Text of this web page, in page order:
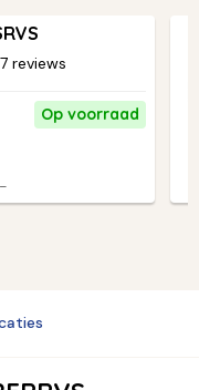
7 reviews
Op voorraad